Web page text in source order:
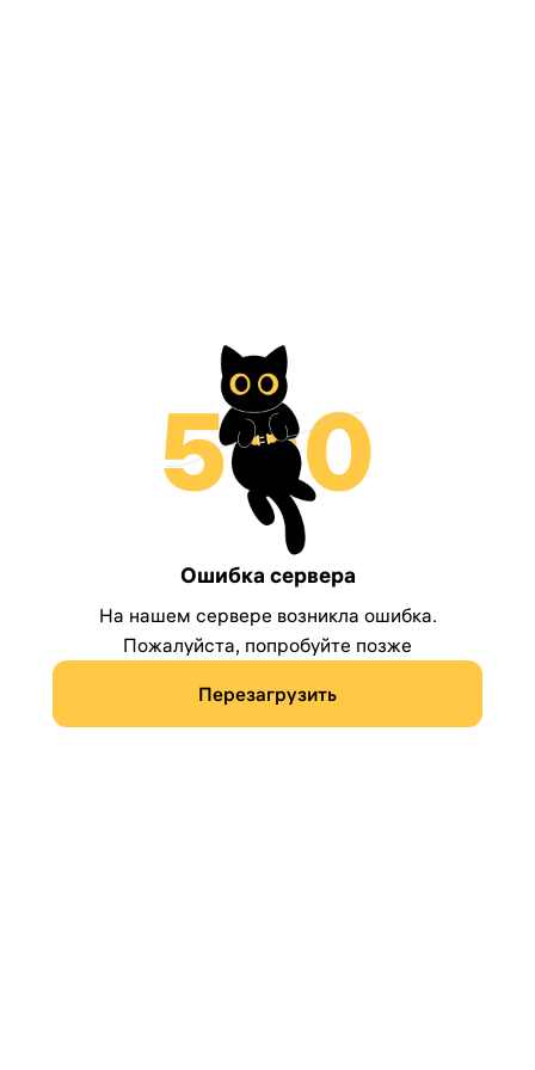
Ошибка сервера
На нашем сервере возникла ошибка.
Пожалуйста, попробуйте позже
Перезагрузить